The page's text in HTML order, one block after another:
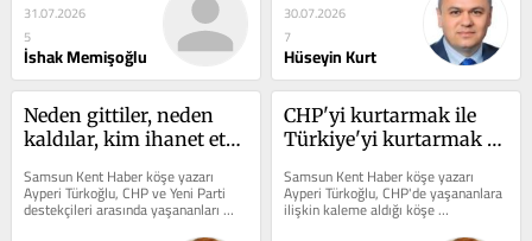
31.07.2026
5
İshak Memişoğlu
30.07.2026
7
Hüseyin Kurt
Neden gittiler, neden
kaldılar, kim ihanet etti,
Samsun Kent Haber köşe yazarı
Ayperi Türkoğlu, CHP ve Yeni Parti
destekçileri arasında yaşananları
yazdığı köşe yazısında, "Neden...
CHP'yi kurtarmak ile
Türkiye'yi kurtarmak
Samsun Kent Haber köşe yazarı
Ayperi Türkoğlu, CHP'de yaşananlara
ilişkin kaleme aldığı köşe
yazısında,  "CHP’yi kurtarmak...